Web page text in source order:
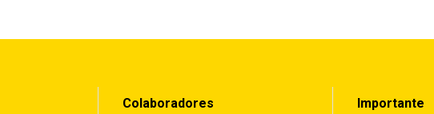
Colaboradores Importante